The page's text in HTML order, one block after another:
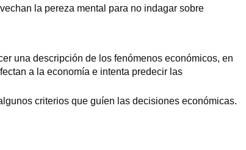
la pereza mental para no indagar sobre
una descripción de los fenómenos económicos, en
a la economía e intenta predecir las
criterios que guíen las decisiones económicas.